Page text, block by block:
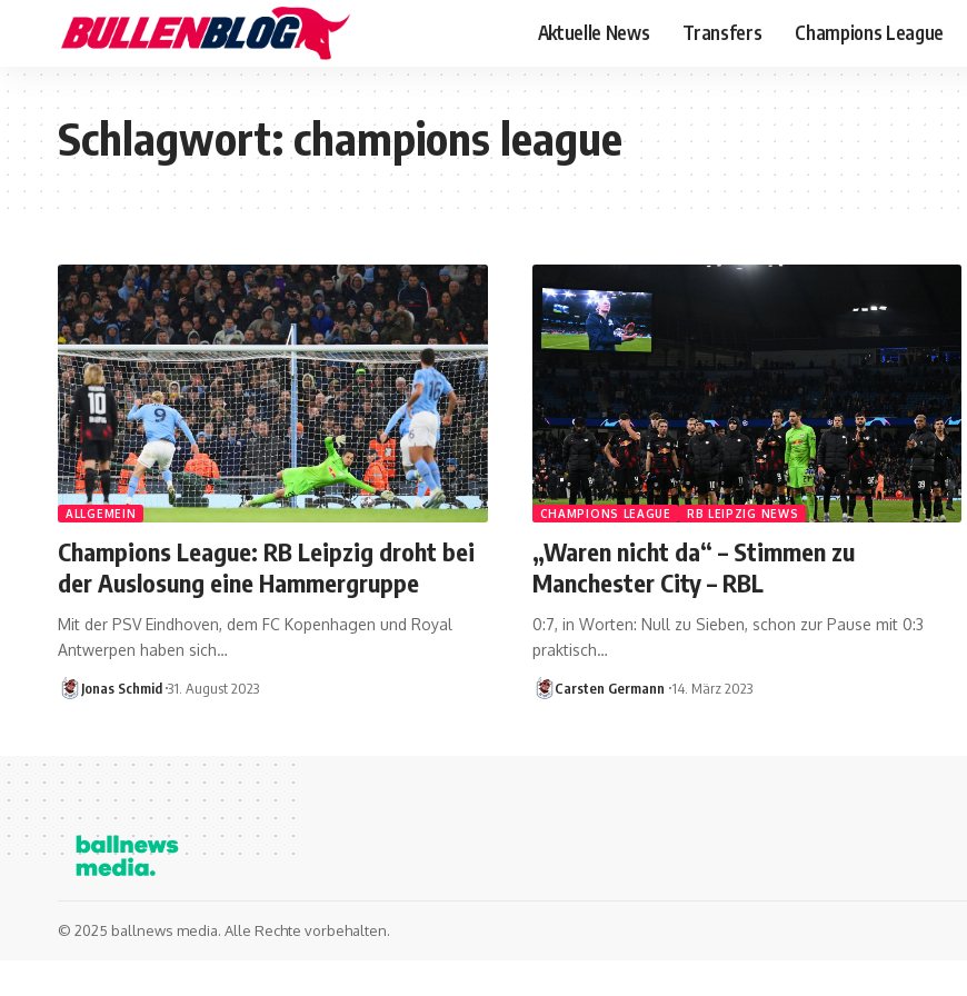
Aktuelle News Transfers Champions League
Schlagwort:champions league
ALLGEMEIN
Champions League: RB Leipzig droht bei
der Auslosung eine Hammergruppe
Mit der PSV Eindhoven, dem FC Kopenhagen und Royal
Antwerpen haben sich…
Jonas Schmid 31. August 2023
CHAMPIONS LEAGUE RB LEIPZIG NEWS
„Waren nicht da“ – Stimmen zu
Manchester City – RBL
0:7, in Worten: Null zu Sieben, schon zur Pause mit 0:3
praktisch…
Carsten Germann 14. März 2023
© 2025 ballnews media. Alle Rechte vorbehalten.